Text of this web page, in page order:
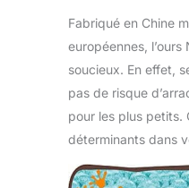
Fabriqué en Chine
européennes,
soucieux. En effet,
pas de risque
pour les plus petits.
déterminants dans